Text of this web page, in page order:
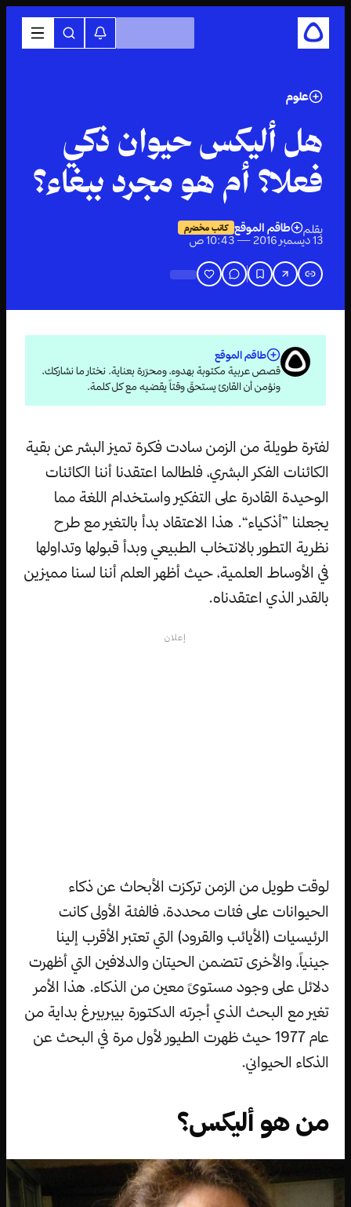
علوم
هل أليكس حيوان ذكي
فعلا؟ أم هو مجرد ببغاء؟
بقلم طاقم الموقع كاتب مخضرم
13 ديسمبر 2016 — 10:43 ص
طاقم الموقع
قصص عربية مكتوبة بهدوء، ومحرّرة بعناية. نختار ما نشاركك،
ونؤمن أن القارئ يستحقّ وقتاً يقضيه مع كل كلمة.
لفترة طويلة من الزمن سادت فكرة تميز البشر عن بقية
الكائنات الفكر البشري، فلطالما اعتقدنا أننا الكائنات
الوحيدة القادرة على التفكير واستخدام اللغة مما
يجعلنا ”أذكياء“. هذا الاعتقاد بدأ بالتغير مع طرح
نظرية التطور بالانتخاب الطبيعي وبدأ قبولها وتداولها
في الأوساط العلمية، حيث أظهر العلم أننا لسنا مميزين
بالقدر الذي اعتقدناه.
إعلان
لوقت طويل من الزمن تركزت الأبحاث عن ذكاء
الحيوانات على فئات محددة، فالفئة الأولى كانت
الرئيسيات (الأيائب والقرود) التي تعتبر الأقرب إلينا
جينياً، والأخرى تتضمن الحيتان والدلافين التي أظهرت
دلائل على وجود مستوىً معين من الذكاء. هذا الأمر
تغير مع البحث الذي أجرته الدكتورة بيبربيرغ بداية من
عام 1977 حيث ظهرت الطيور لأول مرة في البحث عن
الذكاء الحيواني.
من هو أليكس؟